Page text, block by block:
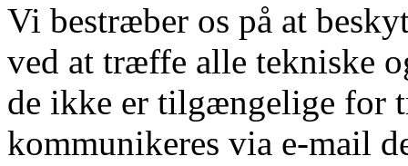
Vi bestræber os på at
ved at træffe alle tekniske
de ikke er tilgængelige for
kommunikeres via e-mail